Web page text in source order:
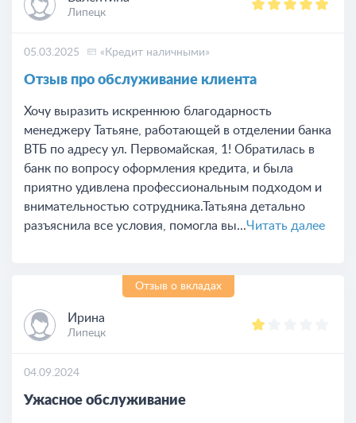
Липецк
05.03.2025 «Кредит наличными»
Отзыв про обслуживание клиента
Хочу выразить искреннюю благодарность
менеджеру Татьяне, работающей в отделении банка
ВТБ по адресу ул. Первомайская, 1! Обратилась в
банк по вопросу оформления кредита, и была
приятно удивлена профессиональным подходом и
внимательностью сотрудника.Татьяна детально
разъяснила все условия, помогла вы...Читать далее
Отзыв о вкладах
Ирина
Липецк
04.09.2024
Ужасное обслуживание